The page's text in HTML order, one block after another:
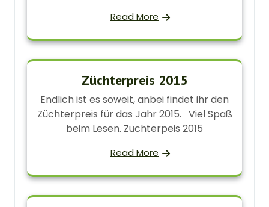
Read More
Züchterpreis 2015
Endlich ist es soweit, anbei findet ihr den
Züchterpreis für das Jahr 2015. Viel Spaß
beim Lesen. Züchterpeis 2015
Read More